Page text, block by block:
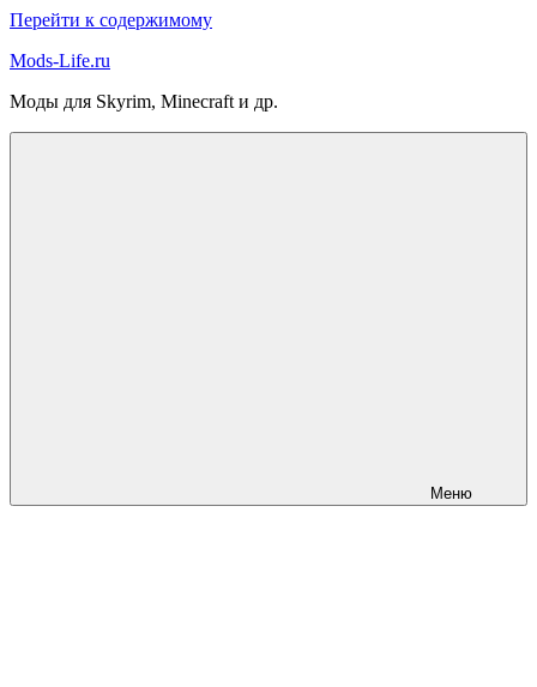
Перейти к содержимому
Mods-Life.ru
Моды для Skyrim, Minecraft и др.
Меню